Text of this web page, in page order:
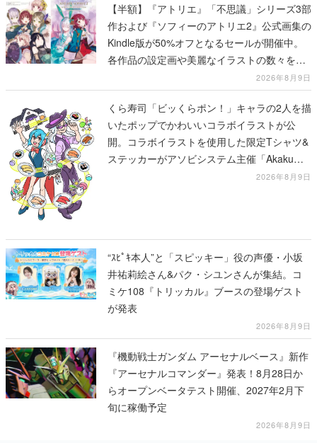
【半額】『アトリエ』「不思議」シリーズ3部
作および『ソフィーのアトリエ2』公式画集の
Kindle版が50%オフとなるセールが開催中。
各作品の設定画や美麗なイラストの数々をふ
2026年8月9日
くら寿司「ビッくらポン！」キャラの2人を描
いたポップでかわいいコラボイラストが公
開。コラボイラストを使用した限定Tシャツ&
ステッカーがアソビシステム主催「Akaku
2026年8月9日
“ｽﾋﾟｷ本人”と「スピッキー」役の声優・小坂
井祐莉絵さん&パク・シユンさんが集結。コ
ミケ108『トリッカル』ブースの登場ゲスト
が発表
2026年8月9日
『機動戦士ガンダム アーセナルベース』新作
『アーセナルコマンダー』発表！8月28日か
らオープンベータテスト開催、2027年2月下
旬に稼働予定
2026年8月9日